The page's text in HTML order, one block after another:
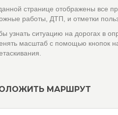
странице отображены все
работы, ДТП, и отметки
узнать ситуацию на дорогах в
масштаб с помощью кнопок
МАРШРУТ